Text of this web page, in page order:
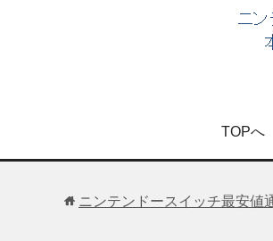
TOPへ
ニンテンドースイッチ最安値